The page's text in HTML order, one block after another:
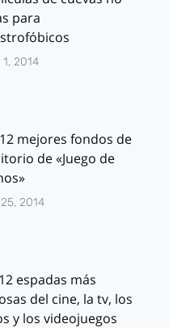
para
2014
mejores fondos de
de «Juego de
2014
espadas más
del cine, la tv, los
y los videojuegos